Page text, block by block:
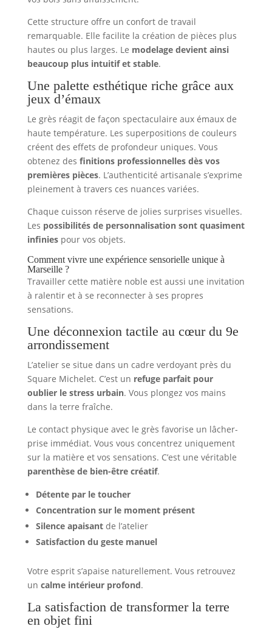
Cette structure offre un confort de travail
remarquable. Elle facilite la création de pièces plus
hautes ou plus larges. Le modelage devient ainsi
beaucoup plus intuitif et stable.
Une palette esthétique riche grâce aux
jeux d’émaux
Le grès réagit de façon spectaculaire aux émaux de
haute température. Les superpositions de couleurs
créent des effets de profondeur uniques. Vous
obtenez des finitions professionnelles dès vos
premières pièces. L’authenticité artisanale s’exprime
pleinement à travers ces nuances variées.
Chaque cuisson réserve de jolies surprises visuelles.
Les possibilités de personnalisation sont quasiment
infiniespour vos objets.
Comment vivre une expérience sensorielle unique à
Marseille ?
Travailler cette matière noble est aussi une invitation
à ralentir et à se reconnecter à ses propres
sensations.
Une déconnexion tactile au cœur du 9e
arrondissement
L’atelier se situe dans un cadre verdoyant près du
Square Michelet. C’est un refuge parfait pour
oublier le stress urbain. Vous plongez vos mains
dans la terre fraîche.
Le contact physique avec le grès favorise un lâcher-
prise immédiat. Vous vous concentrez uniquement
sur la matière et vos sensations. C’est une véritable
parenthèse de bien-être créatif.
Détente par le toucher
Concentration sur le moment présent
Silence apaisantde l’atelier
Satisfaction du geste manuel
Votre esprit s’apaise naturellement. Vous retrouvez
un calme intérieur profond.
La satisfaction de transformer la terre
en objet fini